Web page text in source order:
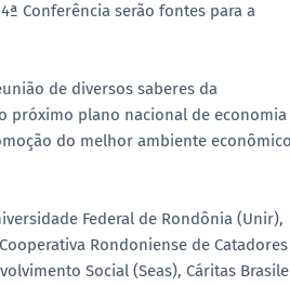
Conferência serão fontes para a
de diversos saberes da
próximo plano nacional de economia
do melhor ambiente econômico
Federal de Rondônia (Unir),
Rondoniense de
Social (Seas), Cáritas